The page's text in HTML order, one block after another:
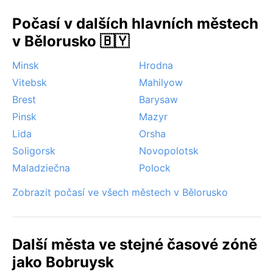
30 °C a občasné sněhové bouře. Mlhy bývají
nejčastější na podzim a na jaře při ranních hodinách.
Počasí v dalších hlavních městech
v Bělorusko 🇧🇾
Minsk
Hrodna
Vitebsk
Mahilyow
Brest
Barysaw
Pinsk
Mazyr
Lida
Orsha
Soligorsk
Novopolotsk
Maladziečna
Polock
Zobrazit počasí ve všech městech v Bělorusko
Další města ve stejné časové zóně
jako Bobruysk